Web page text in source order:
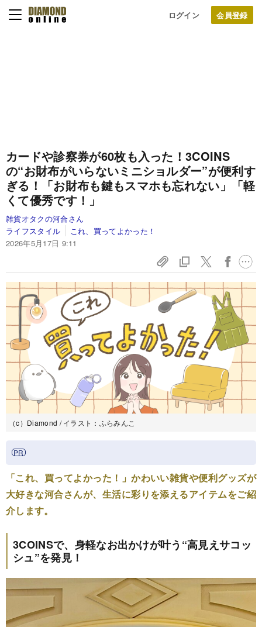
ログイン
カードや診察券が60枚も入った！3COINS
の“お財布がいらないミニショルダー”が便利す
ぎる！「お財布も鍵もスマホも忘れない」「軽
くて優秀です！」
雑貨オタクの河合さん
ライフスタイル
これ、買ってよかった！
2026年5月17日 9:11
（c）Diamond / イラスト：ふらみんこ
「これ、買ってよかった！」かわいい雑貨や便利グッズが
大好きな河合さんが、生活に彩りを添えるアイテムをご紹
介します。
3COINSで、身軽なお出かけが叶う“高見えサコッ
シュ”を発見！